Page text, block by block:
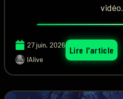
vidéo.
27 juin, 2026
IAlive
Lire l'article